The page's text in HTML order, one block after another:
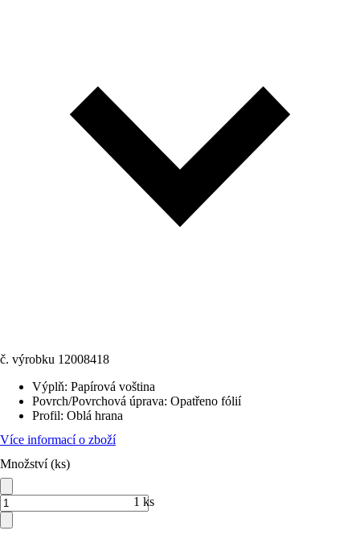
č. výrobku 12008418
Výplň: Papírová voština
Povrch/Povrchová úprava: Opatřeno fólií
Profil: Oblá hrana
Více informací o zboží
Množství (ks)
1 ks